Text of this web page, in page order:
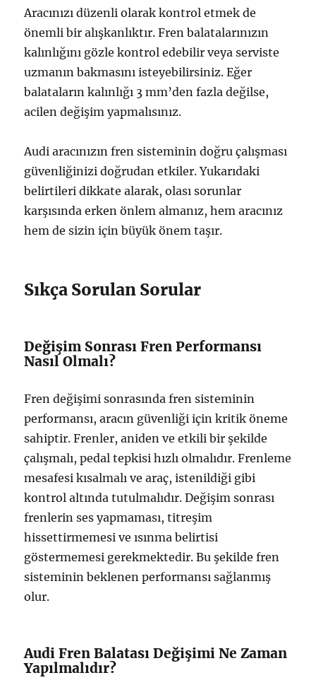
Aracınızı düzenli olarak kontrol etmek de
önemli bir alışkanlıktır. Fren balatalarınızın
kalınlığını gözle kontrol edebilir veya serviste
uzmanın bakmasını isteyebilirsiniz. Eğer
balataların kalınlığı 3 mm’den fazla değilse,
acilen değişim yapmalısınız.
Audi aracınızın fren sisteminin doğru çalışması
güvenliğinizi doğrudan etkiler. Yukarıdaki
belirtileri dikkate alarak, olası sorunlar
karşısında erken önlem almanız, hem aracınız
hem de sizin için büyük önem taşır.
Sıkça Sorulan Sorular
Değişim Sonrası Fren Performansı
Nasıl Olmalı?
Fren değişimi sonrasında fren sisteminin
performansı, aracın güvenliği için kritik öneme
sahiptir. Frenler, aniden ve etkili bir şekilde
çalışmalı, pedal tepkisi hızlı olmalıdır. Frenleme
mesafesi kısalmalı ve araç, istenildiği gibi
kontrol altında tutulmalıdır. Değişim sonrası
frenlerin ses yapmaması, titreşim
hissettirmemesi ve ısınma belirtisi
göstermemesi gerekmektedir. Bu şekilde fren
sisteminin beklenen performansı sağlanmış
olur.
Audi Fren Balatası Değişimi Ne Zaman
Yapılmalıdır?